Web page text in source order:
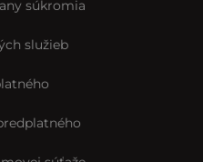
súkromia
služieb